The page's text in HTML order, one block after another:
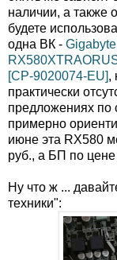
наличии, а также
будете
одна ВК -
[CP-9020074-EU],
практически
предложениях по
примерно
июне эта RX580
руб., а БП по
Ну что ж ...
техники":